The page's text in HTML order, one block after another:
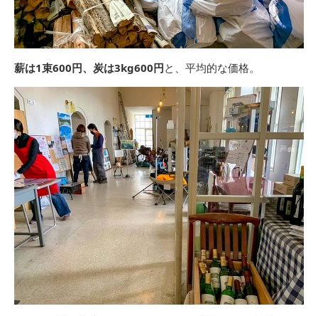
薪は1束600円、炭は3kg600円と、平均的な価格。